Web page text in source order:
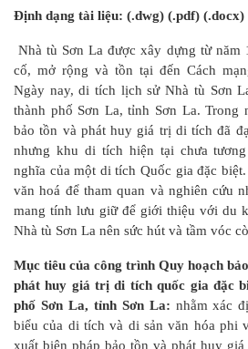
Định dạng tài liệu: (.dwg) (.pdf)
Nhà tù Sơn La được xây dựng từ năm
cố, mở rộng và tồn tại đến Cách
Ngày nay, di tích lịch sử Nhà tù Sơn
thành phố Sơn La, tỉnh Sơn La. Trong
bảo tồn và phát huy giá trị di tích đã
nhưng khu di tích hiện tại chưa
nghĩa của một di tích Quốc gia đặc
văn hoá để tham quan và nghiên cứu
mang tính lưu giữ để giới thiệu với du
Nhà tù Sơn La nên sức hút và tầm vóc
Mục tiêu của công trình Quy hoạch
phát huy giá trị di tích quốc gia đặc
phố Sơn La, tỉnh Sơn La: nhằm xác
biểu của di tích và di sản văn hóa phi
xuất biện pháp bảo tồn và phát huy